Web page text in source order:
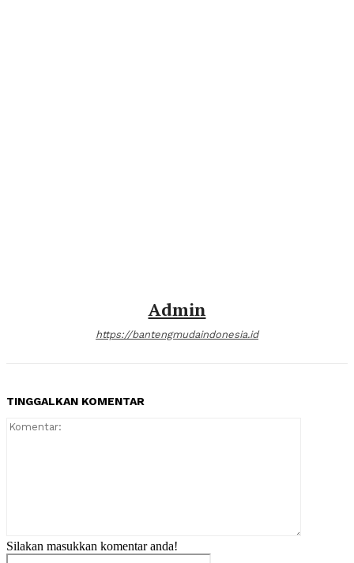
Admin
https://bantengmudaindonesia.id
TINGGALKAN KOMENTAR
Silakan masukkan komentar anda!